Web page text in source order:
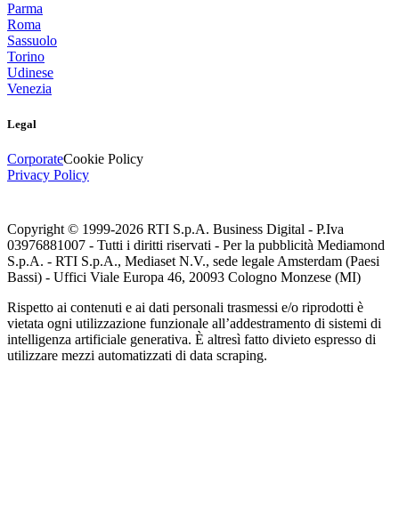
Parma
Roma
Sassuolo
Torino
Udinese
Venezia
Legal
CorporateCookie Policy
Privacy Policy
Copyright © 1999-2026 RTI S.p.A. Business Digital - P.Iva
03976881007 - Tutti i diritti riservati - Per la pubblicità Mediamond
S.p.A. - RTI S.p.A., Mediaset N.V., sede legale Amsterdam (Paesi
Bassi) - Uffici Viale Europa 46, 20093 Cologno Monzese (MI)
Rispetto ai contenuti e ai dati personali trasmessi e/o riprodotti è
vietata ogni utilizzazione funzionale all’addestramento di sistemi di
intelligenza artificiale generativa. È altresì fatto divieto espresso di
utilizzare mezzi automatizzati di data scraping.